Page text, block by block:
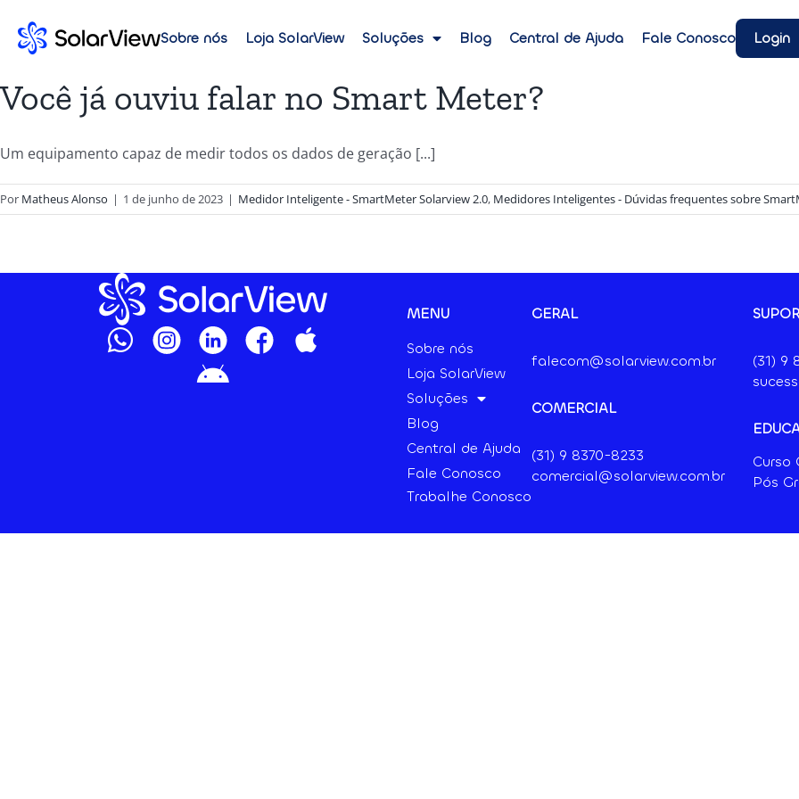
Sobre nós Loja SolarView Soluções Blog Central de Ajuda Fale Conosco Login
Você já ouviu falar no Smart Meter?
Um equipamento capaz de medir todos os dados de geração [...]
Por Matheus Alonso | 1 de junho de 2023 | Medidor Inteligente - SmartMeter Solarview 2.0, Medidores Inteligentes - Dúvidas frequentes sobre
MENU
Sobre nós
Loja SolarView
Soluções
Blog
Central de Ajuda
Fale Conosco
Trabalhe Conosco
GERAL
falecom@solarview.com.br
COMERCIAL
(31) 9 8370-8233
comercial@solarview.com.br
(31) 9
Curso
Pós